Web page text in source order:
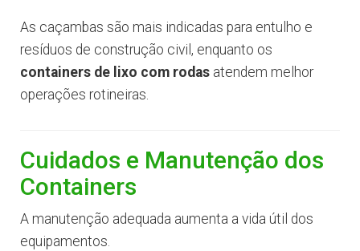
As caçambas são mais indicadas para entulho e
resíduos de construção civil, enquanto os
containers de lixo com rodas atendem melhor
operações rotineiras.
Cuidados e Manutenção dos
Containers
A manutenção adequada aumenta a vida útil dos
equipamentos.